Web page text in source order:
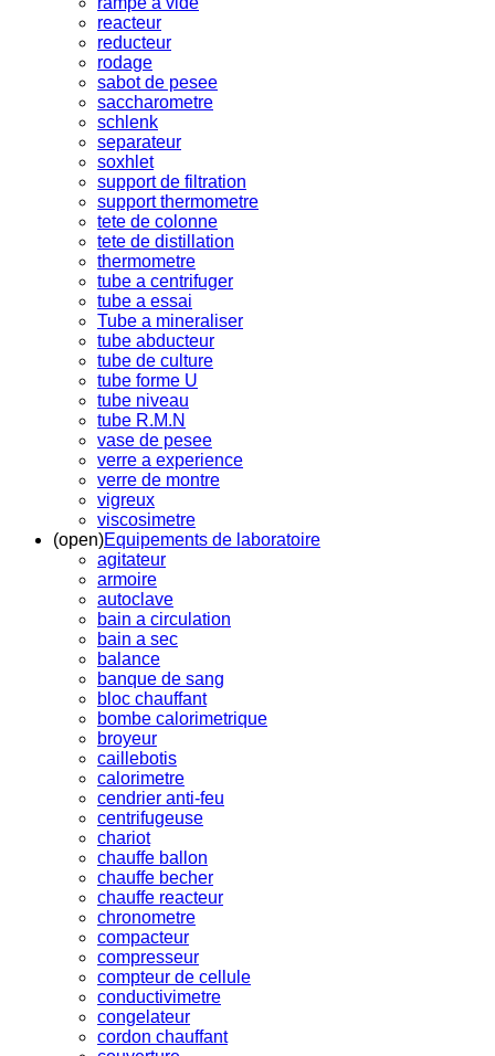
reacteur
reducteur
rodage
sabot de pesee
saccharometre
schlenk
separateur
soxhlet
support de filtration
support thermometre
tete de colonne
tete de distillation
thermometre
tube a centrifuger
tube a essai
Tube a mineraliser
tube abducteur
tube de culture
tube forme U
tube niveau
tube R.M.N
vase de pesee
verre a experience
verre de montre
vigreux
viscosimetre
(open)Equipements de laboratoire
agitateur
armoire
autoclave
bain a circulation
bain a sec
balance
banque de sang
bloc chauffant
bombe calorimetrique
broyeur
caillebotis
calorimetre
cendrier anti-feu
centrifugeuse
chariot
chauffe ballon
chauffe becher
chauffe reacteur
chronometre
compacteur
compresseur
compteur de cellule
conductivimetre
congelateur
cordon chauffant